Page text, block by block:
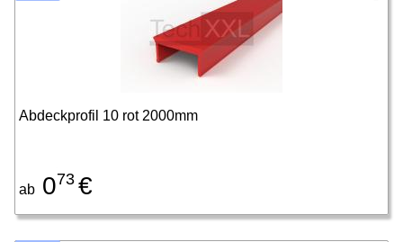
Abdeckprofil 10 rot 2000mm
ab 073 €